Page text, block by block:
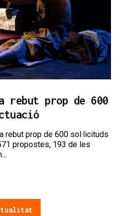
rebut prop de 600
rebut prop de 600 sol·licituds
propostes, 193 de les